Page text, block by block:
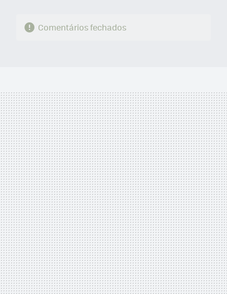
Comentários fechados